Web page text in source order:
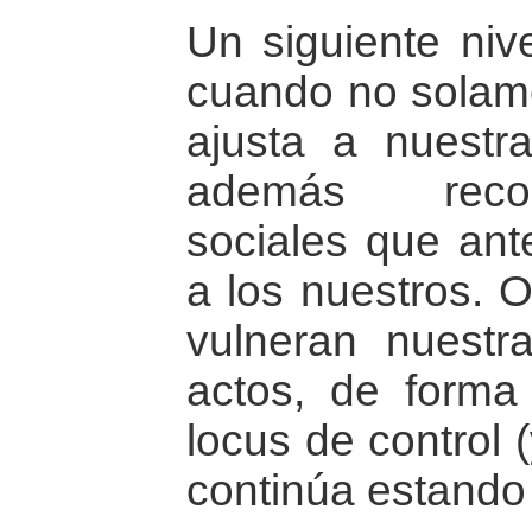
Un siguiente
cuando no
ajusta a
además
sociales que
a los nuestros.
vulneran
actos, de
locus de control
continúa